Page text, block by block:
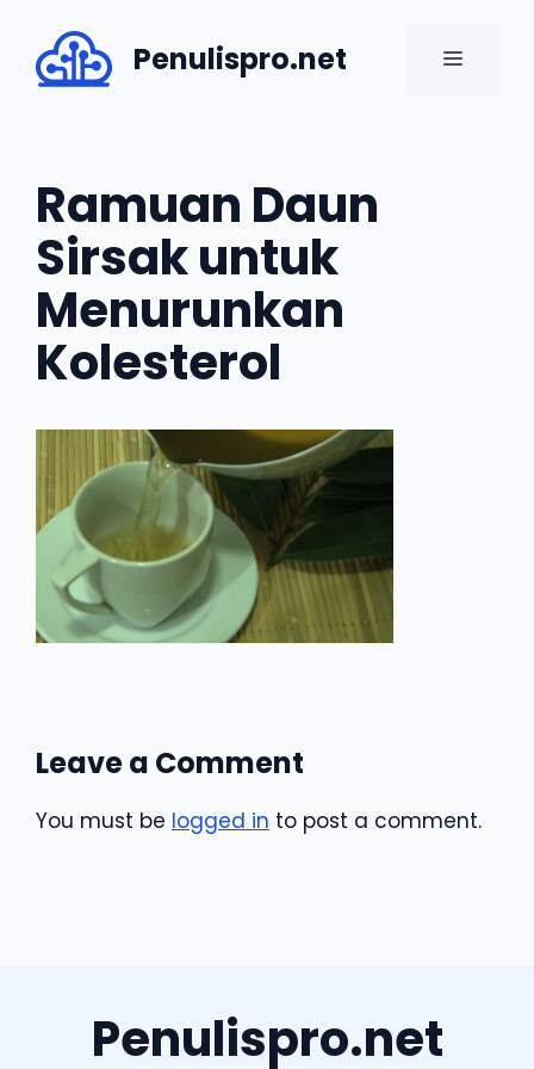
content
Penulispro.net MENU
Ramuan Daun
Sirsak untuk
Menurunkan
Kolesterol
Leave a Comment
You must be logged in to post a comment.
Penulispro.net